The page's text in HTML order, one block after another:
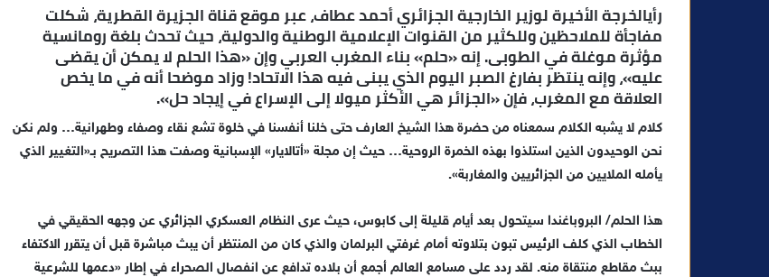
س
ل
ب
ر
ي
د
ا
ك
رأيالخرجة الأخيرة لوزير الخارجية الجزائري أحمد عطاف، عبر موقع قناة الجزيرة القطرية، شكلت
مفاجأة للملاحظين وللكثير من القنوات الإعلامية الوطنية والدولية، حيث تحدث بلغة رومانسية
مؤثرة موغلة في الطوبى. إنه «حلم» بناء المغرب العربي وإن «هذا الحلم لا يمكن أن يقضى
عليه»، وإنه ينتظر بفارغ الصبر اليوم الذي يبنى فيه هذا الاتحاد! وزاد موضحا أنه في ما يخص
العلاقة مع المغرب، فإن «الجزائر هي الأكثر ميولا إلى الإسراع في إيجاد حل».
كلام لا يشبه الكلام سمعناه من حضرة هذا الشيخ العارف حتى خلنا أنفسنا في خلوة تشع نقاء وصفاء وطهرانية… ولم نكن
نحن الوحيدون الذين استلذوا بهذه الخمرة الروحية… حيث إن مجلة «أتالايار» الإسبانية وصفت هذا التصريح بـ«التغيير الذي
يأمله الملايين من الجزائريين والمغاربة».
هذا الحلم/ البروباغندا سيتحول بعد أيام قليلة إلى كابوس، حيث عرى النظام العسكري الجزائري عن وجهه الحقيقي في
الخطاب الذي كلف الرئيس تبون بتلاوته أمام غرفتي البرلمان والذي كان من المنتظر أن يبث مباشرة قبل أن يتقرر الاكتفاء
ببث مقاطع منتقاة منه. لقد ردد على مسامع العالم أجمع أن بلاده تدافع عن انفصال الصحراء في إطار «دعمها للشرعية